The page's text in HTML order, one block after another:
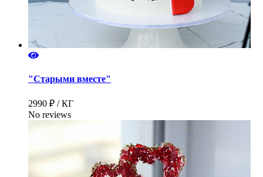
"Старыми вместе"
2990 ₽ / КГ
No reviews